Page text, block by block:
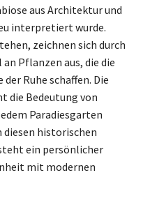
aus Architektur und
interpretiert wurde.
zeichnen sich durch
Pflanzen aus, die die
Ruhe schaffen. Die
die Bedeutung von
Paradiesgarten
diesen historischen
ein persönlicher
mit modernen